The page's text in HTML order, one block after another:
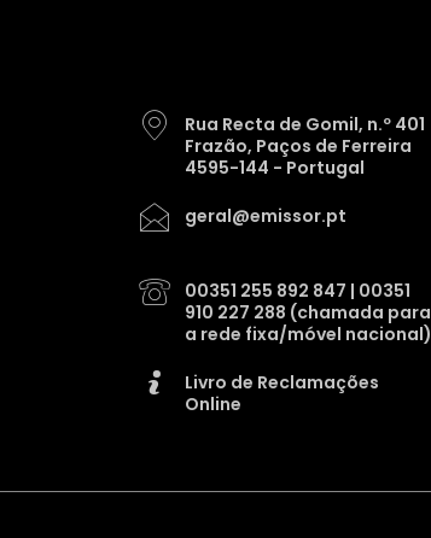
Rua Recta de Gomil, n.º 401
Frazão, Paços de Ferreira
4595-144 - Portugal
geral@emissor.pt
00351 255 892 847 | 00351
910 227 288 (chamada para
a rede fixa/móvel nacional)
Livro de Reclamações
Online